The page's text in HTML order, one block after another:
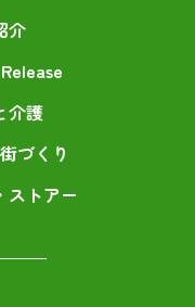
介
介護
づくり
ストアー